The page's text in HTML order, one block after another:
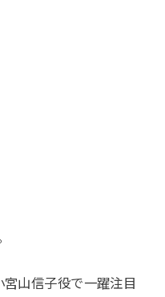
山信子役で一躍注目